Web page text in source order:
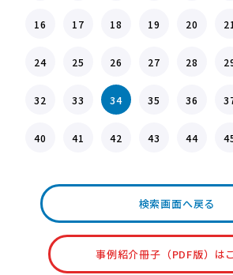
16 17 18 19 20
24 25 26 27 28
32 33 34 35 36
40 41 42 43 44
検索画面へ戻る
事例紹介冊子（PDF版）は